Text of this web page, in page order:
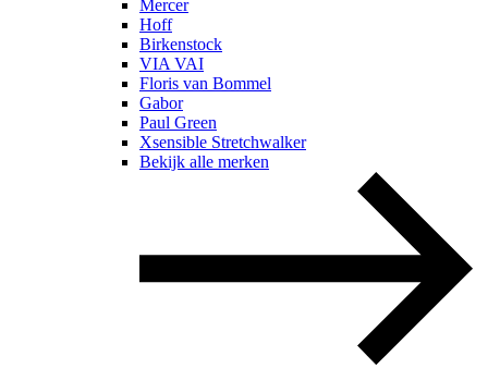
Mercer
Hoff
Birkenstock
VIA VAI
Floris van Bommel
Gabor
Paul Green
Xsensible Stretchwalker
Bekijk alle merken